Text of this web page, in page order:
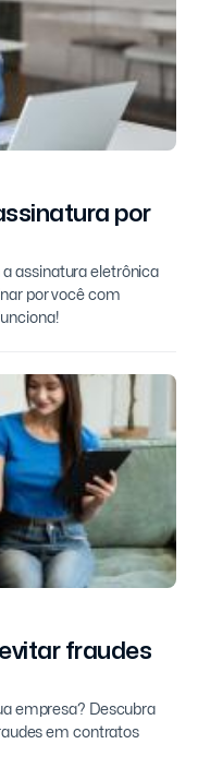
por
assinatura eletrônica
por você com
fraudes
empresa? Descubra
em contratos